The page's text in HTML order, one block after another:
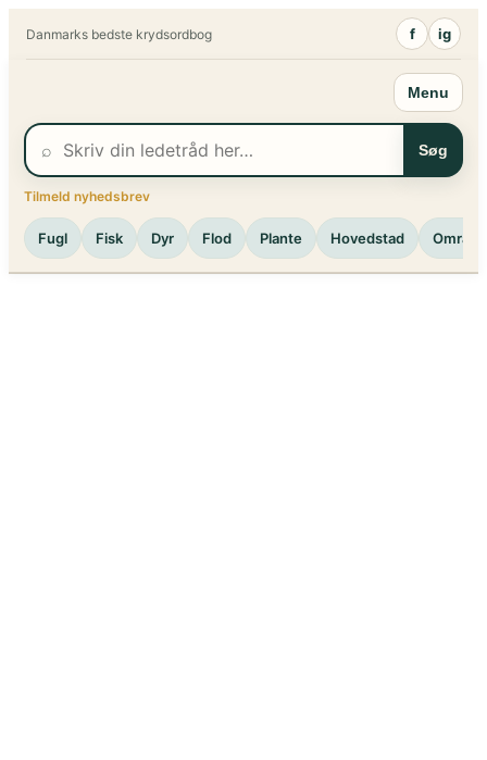
Danmarks bedste krydsordbog f ig
Menu
⌕ Søg
Tilmeld nyhedsbrev
Fugl Fisk Dyr Flod Plante Hovedstad Område